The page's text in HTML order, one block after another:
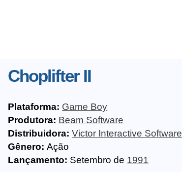
Choplifter II
Plataforma: Game Boy
Produtora: Beam Software
Distribuidora: Victor Interactive Software
Gênero: Ação
Lançamento: Setembro de 1991